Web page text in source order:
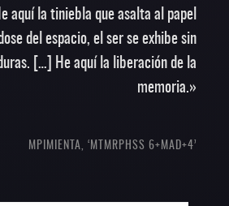
aquí la tiniebla que asalta al papel
del espacio, el ser se exhibe sin
[…] He aquí la liberación de la
memoria.»
MPIMIENTA, ‘MTMRPHSS 6+MAD+4’